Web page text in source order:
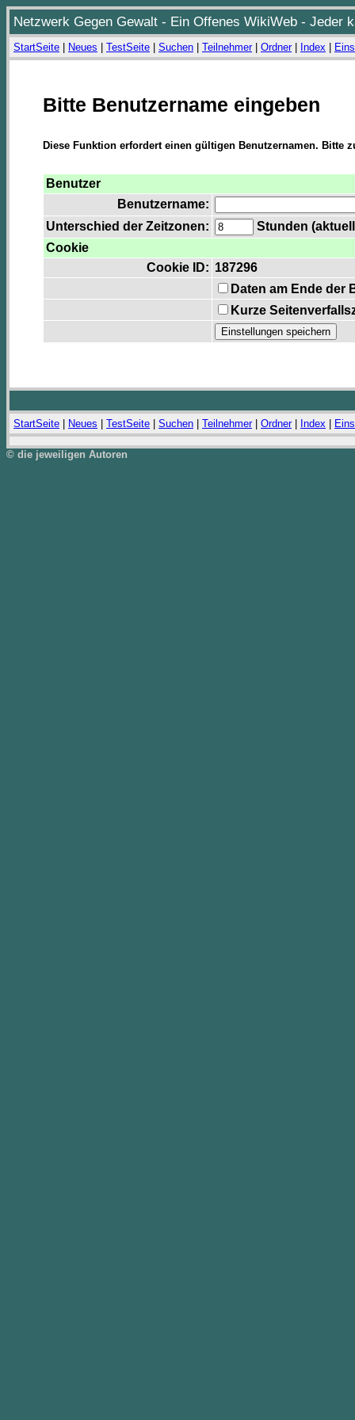
Netzwerk Gegen Gewalt - Ein Offenes WikiWeb - Jeder
StartSeite Neues TestSeite Suchen Teilnehmer| Ordner| Index
Bitte Benutzername eingeben
Diese Funktion erfordert einen gültigen Benutzernamen. Bitte
Benutzer
Benutzername:
Unterschied der Zeitzonen:
Stunden
Cookie
Cookie ID: 187296
Daten am Ende der
Kurze
StartSeite Neues TestSeite Suchen Teilnehmer| Ordner| Index
© die jeweiligen Autoren